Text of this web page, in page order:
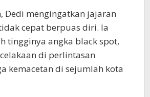
Dedi mengingatkan jajaran
cepat berpuas diri. Ia
tingginya angka black spot,
di perlintasan
kemacetan di sejumlah kota